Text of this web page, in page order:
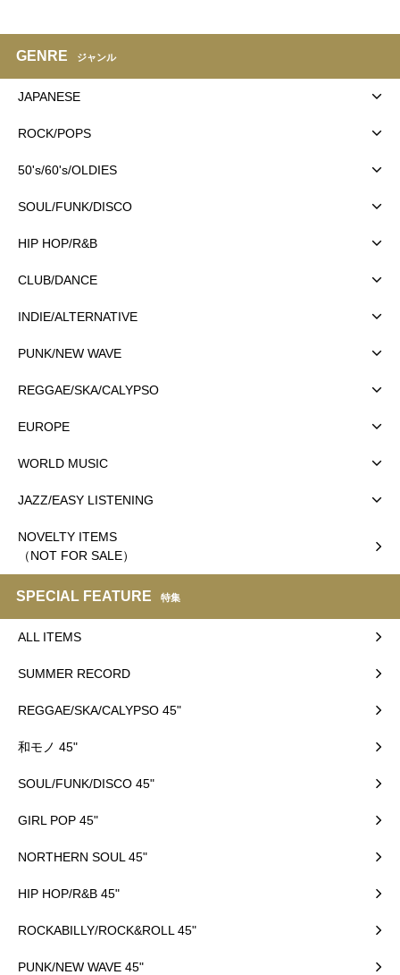
GENRE ジャンル
JAPANESE
ROCK/POPS
50's/60's/OLDIES
SOUL/FUNK/DISCO
HIP HOP/R&B
CLUB/DANCE
INDIE/ALTERNATIVE
PUNK/NEW WAVE
REGGAE/SKA/CALYPSO
EUROPE
WORLD MUSIC
JAZZ/EASY LISTENING
NOVELTY ITEMS
（NOT FOR SALE）
SPECIAL FEATURE 特集
ALL ITEMS
SUMMER RECORD
REGGAE/SKA/CALYPSO 45"
和モノ 45"
SOUL/FUNK/DISCO 45"
GIRL POP 45"
NORTHERN SOUL 45"
HIP HOP/R&B 45"
ROCKABILLY/ROCK&ROLL 45"
PUNK/NEW WAVE 45"